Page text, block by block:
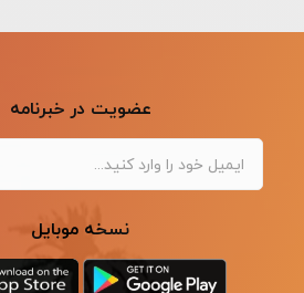
عضویت در خبرنامه
نسخه موبایل